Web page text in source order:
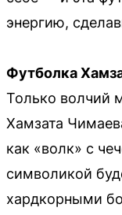
энергию,
Футболка
Только волчий
Хамзата
как «волк» с
символикой
хардкорными